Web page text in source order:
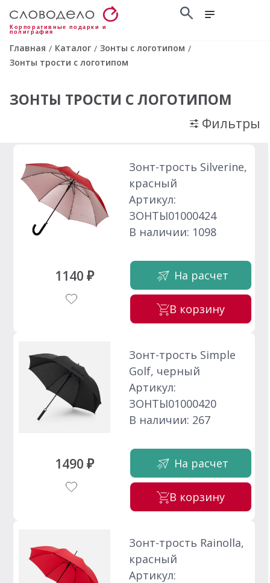
Корпоративные подарки и
полиграфия
Главная / Каталог / Зонты с логотипом /
Зонты трости с логотипом
ЗОНТЫ ТРОСТИ С ЛОГОТИПОМ
Фильтры
1140 ₽
Зонт-трость Silverine,
красный
Артикул:
ЗОНТЫ01000424
В наличии: 1098
На расчет
В корзину
1490 ₽
Зонт-трость Simple
Golf, черный
Артикул:
ЗОНТЫ01000420
В наличии: 267
На расчет
В корзину
Зонт-трость Rainolla,
красный
Артикул: